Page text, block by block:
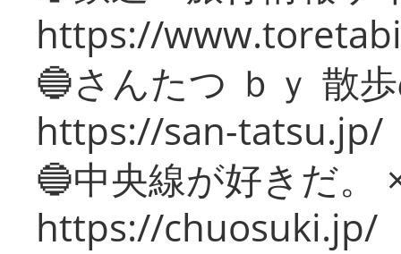
https://
🔵さんたつ ｂｙ 散
https://san-tatsu.jp/
🔵中央線が好きだ。
https://chuosuki.jp/